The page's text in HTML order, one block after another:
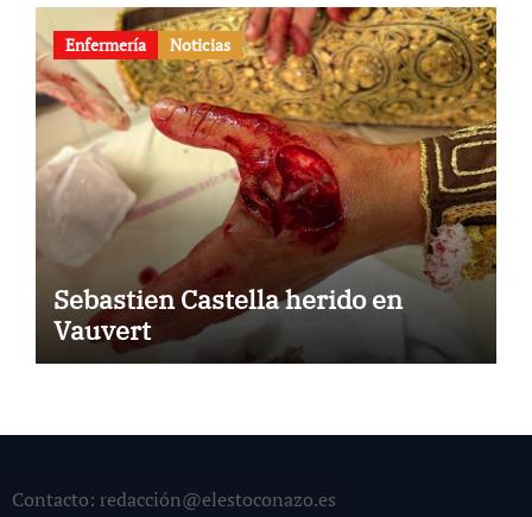
Enfermería Noticias
Sebastien Castella herido en
Vauvert
Contacto: redacción@elestoconazo.es